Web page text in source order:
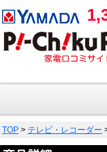
TOP > テレビ・レコーダー